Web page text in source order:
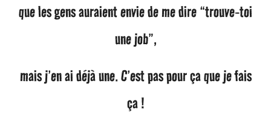
que les gens auraient envie de me dire “trouve-toi
une job”,
mais j’en ai déjà une. C’est pas pour ça que je fais
ça !